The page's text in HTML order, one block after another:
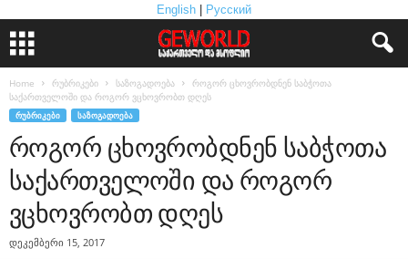
English Русский
Home რუბრიკები საზოგადოება
როგორ ცხოვრობდნენ საბჭოთა
საქართველოში და როგორ ვცხოვრობთ დღეს
ᲠᲣᲑᲠᲘᲙᲔᲑᲘ ᲡᲐᲖᲝᲒᲐᲓᲝᲔᲑᲐ
როგორ ცხოვრობდნენ საბჭოთა
საქართველოში და როგორ
ვცხოვრობთ დღეს
დეკემბერი 15, 2017